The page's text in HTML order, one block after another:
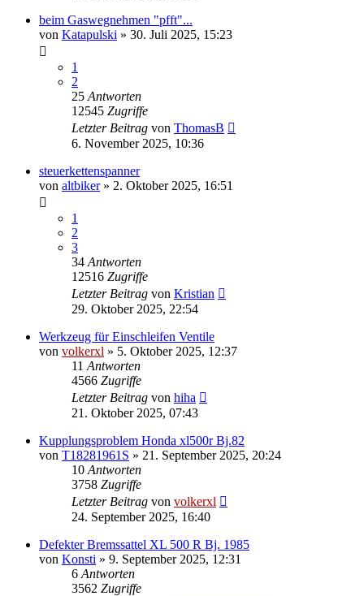
beim Gaswegnehmen "pfft"...
von Katapulski » 30. Juli 2025, 15:23
1
2
25 Antworten
12545 Zugriffe
Letzter Beitrag von ThomasB
6. November 2025, 10:36
steuerkettenspanner
von altbiker» 2. Oktober 2025, 16:51
1
2
3
34 Antworten
12516 Zugriffe
Letzter Beitrag von Kristian
29. Oktober 2025, 22:54
Werkzeug für Einschleifen Ventile
von volkerxl » 5. Oktober 2025, 12:37
11 Antworten
4566 Zugriffe
Letzter Beitrag von hiha
21. Oktober 2025, 07:43
Kupplungsproblem Honda xl500r Bj.82
von T18281961S » 21. September 2025, 20:24
10 Antworten
3758 Zugriffe
Letzter Beitrag von volkerxl
24. September 2025, 16:40
Defekter Bremssattel XL 500 R Bj. 1985
von Konsti » 9. September 2025, 12:31
6 Antworten
3562 Zugriffe